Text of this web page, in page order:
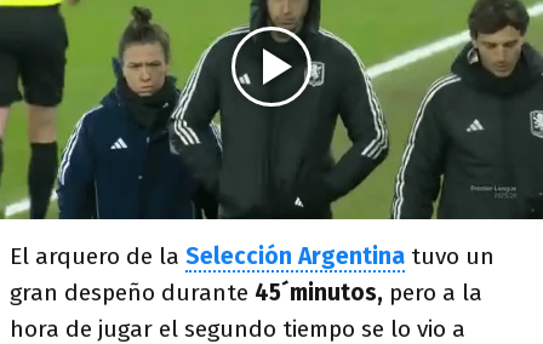
El arquero de la Selección Argentina tuvo un
gran despeño durante 45´minutos, pero a la
hora de jugar el segundo tiempo se lo vio a